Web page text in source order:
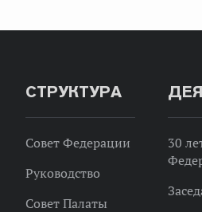
СТРУКТУРА
Совет Федерации
Руководство
Совет Палаты
30